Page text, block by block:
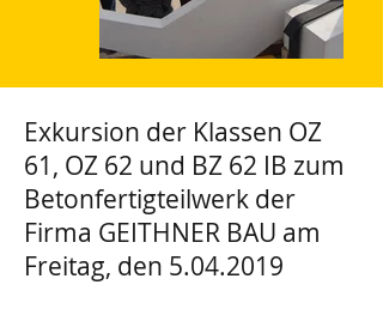
Exkursion der Klassen OZ
61, OZ 62 und BZ 62 IB zum
Betonfertigteilwerk der
Firma GEITHNER BAU am
Freitag, den 5.04.2019